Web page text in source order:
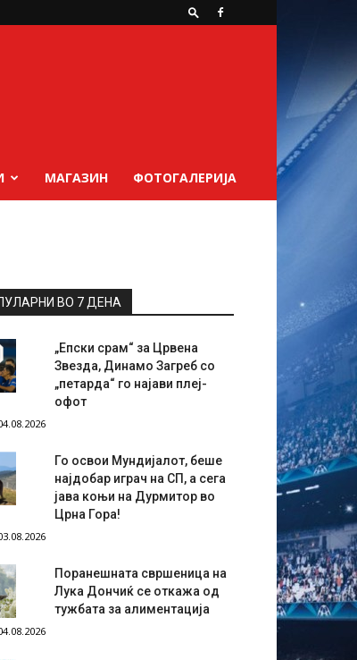
МАГАЗИН ФОТОГАЛЕРИЈА
ВО 7 ДЕНА
„Епски срам“ за Црвена
Звезда, Динамо Загреб со
„петарда“ го најави плеј-
офот
Го освои Мундијалот, беше
најдобар играч на СП, а сега
јава коњи на Дурмитор во
Црна Гора!
Поранешната свршеница на
Лука Дончиќ се откажа од
тужбата за алиментација